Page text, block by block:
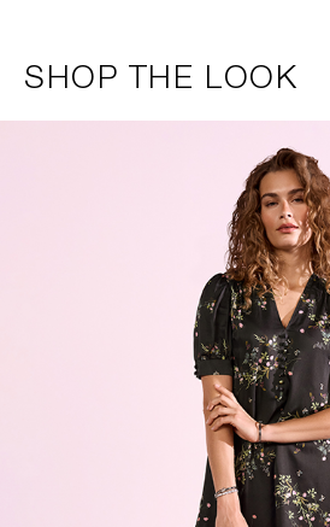
SHOP THE LOOK